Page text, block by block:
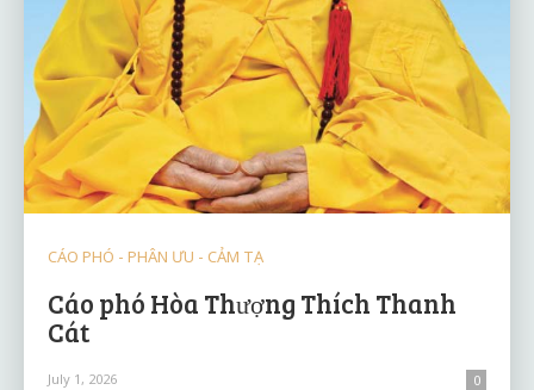
CÁO PHÓ - PHÂN ƯU - CẢM TẠ
Cáo phó Hòa Thượng Thích Thanh
Cát
July 1, 2026 0